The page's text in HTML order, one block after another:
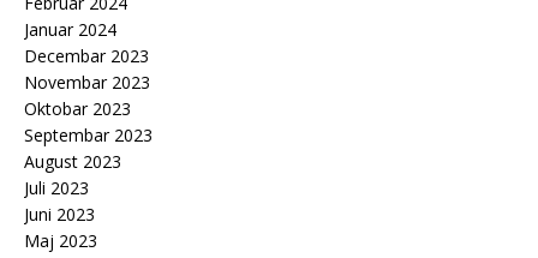
Januar 2024
Decembar 2023
Novembar 2023
Oktobar 2023
Septembar 2023
August 2023
Juli 2023
Juni 2023
Maj 2023